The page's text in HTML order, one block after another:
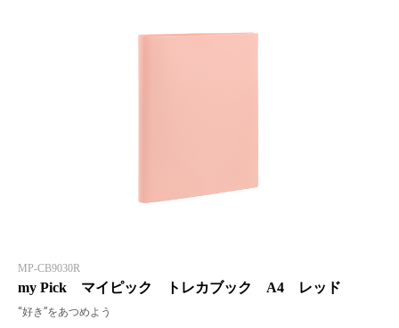
MP-CB9030R
my Pick マイピック トレカブック A4 レッド
“好き”をあつめよう